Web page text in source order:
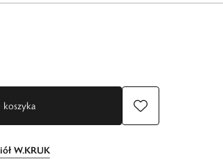
W.KRUK